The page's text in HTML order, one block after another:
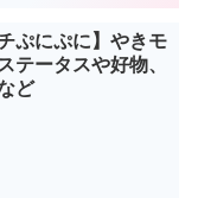
ぷにぷに】やきモ
テータスや好物、
ど